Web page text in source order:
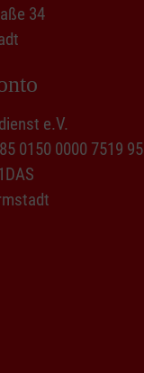
34
e.V.
0150 0000 7519 95